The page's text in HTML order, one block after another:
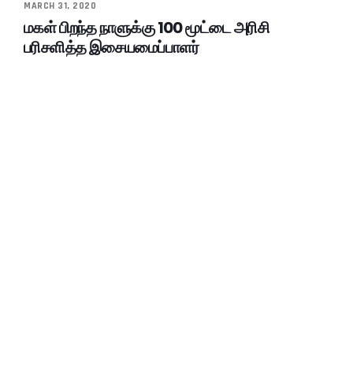
MARCH 31, 2020
மகள் பிறந்த நாளுக்கு 100 மூட்டை அரிசி
பரிசளித்த இசையமைப்பாளர்